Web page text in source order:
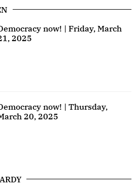
now! | Friday, March
2025
now! | Thursday,
20, 2025